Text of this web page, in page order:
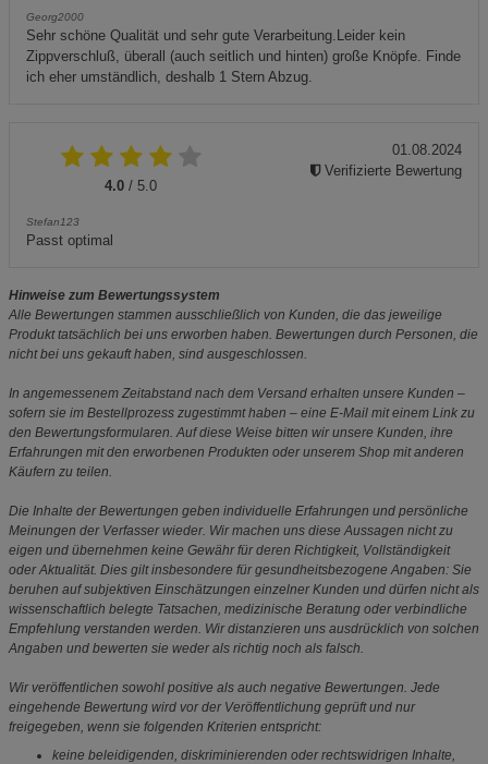
Georg2000
Sehr schöne Qualität und sehr gute Verarbeitung.Leider kein
Zippverschluß, überall (auch seitlich und hinten) große Knöpfe. Finde
ich eher umständlich, deshalb 1 Stern Abzug.
4.0 / 5.0
Stefan123
Passt optimal
01.08.2024
Verifizierte Bewertung
Hinweise zum Bewertungssystem
Alle Bewertungen stammen ausschließlich von Kunden, die das jeweilige
Produkt tatsächlich bei uns erworben haben. Bewertungen durch Personen, die
nicht bei uns gekauft haben, sind ausgeschlossen.
In angemessenem Zeitabstand nach dem Versand erhalten unsere Kunden –
sofern sie im Bestellprozess zugestimmt haben – eine E-Mail mit einem Link zu
den Bewertungsformularen. Auf diese Weise bitten wir unsere Kunden, ihre
Erfahrungen mit den erworbenen Produkten oder unserem Shop mit anderen
Käufern zu teilen.
Die Inhalte der Bewertungen geben individuelle Erfahrungen und persönliche
Meinungen der Verfasser wieder. Wir machen uns diese Aussagen nicht zu
eigen und übernehmen keine Gewähr für deren Richtigkeit, Vollständigkeit
oder Aktualität. Dies gilt insbesondere für gesundheitsbezogene Angaben: Sie
beruhen auf subjektiven Einschätzungen einzelner Kunden und dürfen nicht als
wissenschaftlich belegte Tatsachen, medizinische Beratung oder verbindliche
Empfehlung verstanden werden. Wir distanzieren uns ausdrücklich von solchen
Angaben und bewerten sie weder als richtig noch als falsch.
Wir veröffentlichen sowohl positive als auch negative Bewertungen. Jede
eingehende Bewertung wird vor der Veröffentlichung geprüft und nur
freigegeben, wenn sie folgenden Kriterien entspricht:
keine beleidigenden, diskriminierenden oder rechtswidrigen Inhalte,